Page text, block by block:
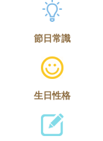
節日常識
生日性格